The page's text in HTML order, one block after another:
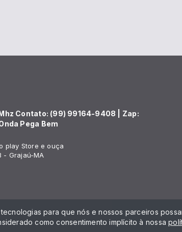
Mhz Contato: (99) 99164-9408 | Zap:
Pega Bem
play Store e ouça
- Grajaú-MA
para que nós e nossos parceiros
como consentimento implícito à nossa